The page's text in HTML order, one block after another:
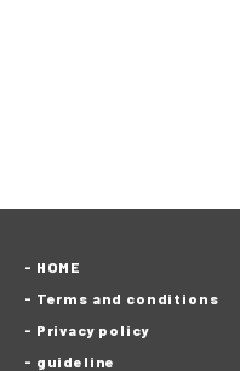
HOME
Terms and conditions
Privacy policy
guideline